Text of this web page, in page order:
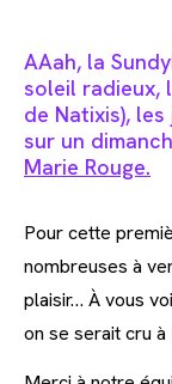
AAah, la
soleil radieux,
de Natixis),
sur un
Marie Rouge.
Pour cette
nombreuses à
plaisir… À vous
on se serait cru